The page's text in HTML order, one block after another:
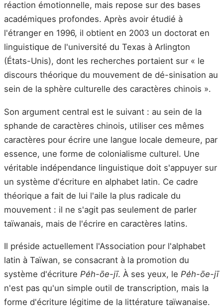
réaction émotionnelle, mais repose sur des bases
académiques profondes. Après avoir étudié à
l'étranger en 1996, il obtient en 2003 un doctorat en
linguistique de l'université du Texas à Arlington
(États-Unis), dont les recherches portaient sur « le
discours théorique du mouvement de dé-sinisation au
sein de la sphère culturelle des caractères chinois ».
Son argument central est le suivant : au sein de la
sphande de caractères chinois, utiliser ces mêmes
caractères pour écrire une langue locale demeure, par
essence, une forme de colonialisme culturel. Une
véritable indépendance linguistique doit s'appuyer sur
un système d'écriture en alphabet latin. Ce cadre
théorique a fait de lui l'aile la plus radicale du
mouvement : il ne s'agit pas seulement de parler
taïwanais, mais de l'écrire en caractères latins.
Il préside actuellement l'Association pour l'alphabet
latin à Taïwan, se consacrant à la promotion du
système d'écriture Pe̍h-ōe-jī. À ses yeux, le Pe̍h-ōe-jī
n'est pas qu'un simple outil de transcription, mais la
forme d'écriture légitime de la littérature taïwanaise.